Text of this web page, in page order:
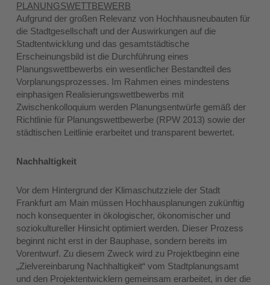
PLANUNGSWETTBEWERB
Aufgrund der großen Relevanz von Hochhausneubauten für
die Stadtgesellschaft und der Auswirkungen auf die
Stadtentwicklung und das gesamtstädtische
Erscheinungsbild ist die Durchführung eines
Planungswettbewerbs ein wesentlicher Bestandteil des
Vorplanungsprozesses. Im Rahmen eines mindestens
einphasigen Realisierungswettbewerbs mit
Zwischenkolloquium werden Planungsentwürfe gemäß der
Richtlinie für Planungswettbewerbe (RPW 2013) sowie der
städtischen Leitlinie erarbeitet und transparent bewertet.
Nachhaltigkeit
Vor dem Hintergrund der Klimaschutzziele der Stadt
Frankfurt am Main müssen Hochhausplanungen zukünftig
noch konsequenter in ökologischer, ökonomischer und
soziokultureller Hinsicht optimiert werden. Dieser Prozess
beginnt nicht erst in der Bauphase, sondern bereits im
Vorentwurf. Zu diesem Zweck wird zu Projektbeginn eine
„Zielvereinbarung Nachhaltigkeit“ vom Stadtplanungsamt
und den Projektentwicklern gemeinsam erarbeitet, in der die